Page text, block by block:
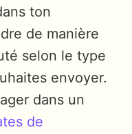
ton
de manière
selon le type
envoyer.
dans un
de